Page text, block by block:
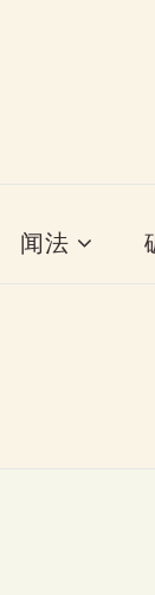
闻法